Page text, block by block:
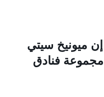
ميونيخ سيتي
فنادق